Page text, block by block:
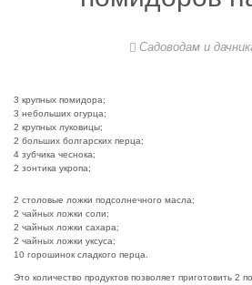
Садоводам и
3 крупных помидора;
3 небольших огурца;
2 крупных луковицы;
2 больших болгарских перца;
4 зубчика чеснока;
2 зонтика укропа;
2 столовые ложки подсолнечного масла;
2 чайных ложки соли;
2 чайных ложки сахара;
2 чайных ложки уксуса;
10 горошинок сладкого перца.
Это количество продуктов позволяет приготовить 2